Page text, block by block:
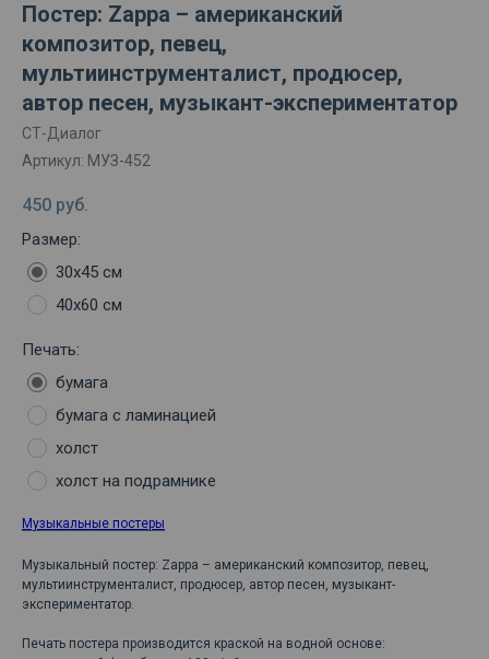
Постер: Zappa – американский
композитор, певец,
мультиинструменталист, продюсер,
автор песен, музыкант-экспериментатор
СТ-Диалог
Артикул: МУЗ-452
450 руб.
Размер:
30х45 см
40х60 см
Печать:
бумага
бумага с ламинацией
холст
холст на подрамнике
Музыкальные постеры
Музыкальный постер: Zappa – американский композитор, певец,
мультиинструменталист, продюсер, автор песен, музыкант-
экспериментатор.
Печать постера производится краской на водной основе: